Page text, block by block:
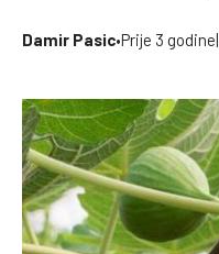
Damir Pasic•Prije 3 godine|